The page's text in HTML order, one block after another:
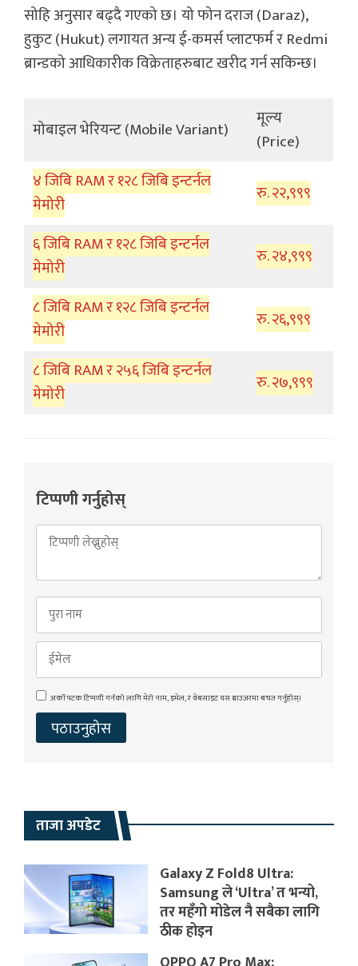
सोहि अनुसार बढ्दै गएको छ। यो फोन दराज (Daraz),
हुकुट (Hukut) लगायत अन्य ई-कमर्स प्लाटफर्म र Redmi
ब्रान्डको आधिकारीक विक्रेताहरुबाट खरीद गर्न सकिन्छ।
मोबाइल भेरियन्ट (Mobile Variant)
मूल्य
(Price)
४ जिबि RAM र १२८ जिबि इन्टर्नल
मेमोरी
रु. २२,९९९
६ जिबि RAM र १२८ जिबि इन्टर्नल
मेमोरी
रु. २४,९९९
८ जिबि RAM र १२८ जिबि इन्टर्नल
मेमोरी
रु. २६,९९९
८ जिबि RAM र २५६ जिबि इन्टर्नल
मेमोरी
रु. २७,९९९
टिप्पणी गर्नुहोस्
अर्को पटक टिप्पणी गर्नको लागि मेरो नाम, इमेल, र वेबसाइट यस ब्राउजरमा बचत गर्नुहोस्।
ताजा अपडेट
Galaxy Z Fold8 Ultra:
Samsung ले ‘Ultra’ त भन्यो,
तर महँगो मोडेल नै सबैका लागि
ठीक होइन